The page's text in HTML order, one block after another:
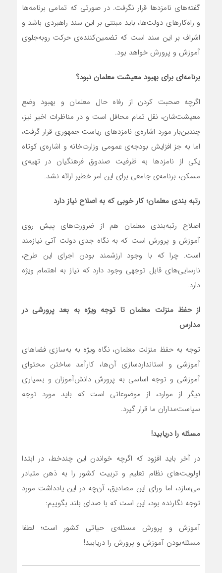
گفته‌های نامزدها قرار نگرفت. در صورتی که تمامی برنامه‌ها
و راه‌کارهای دولت‌ها، باید مبنتی بر این سند راهبردی باشد و
اشراف بر این سند است که تضمین‌کننده‌ی حرکت روبه‌جلوی
آموزش و پرورش خواهد بود.
برنامه‌ای برای بهبود معیشت معلمان نبود؟
اگرچه صحبت کردن از رفاه حال معلمان و بهبود وضع
معیشت‌شان، نقل تمام محافل است و در مناظرات اخیر نیز،
چندین‌بار مورد اشاره‌ی نامزدهای ریاست جمهوری قرار گرفت،
اما به جز افزایش بودجه‌ی عمومی وزارت‌خانه و اشاره‌ی کوتاه
یکی از نامزدها به ظرفیت صندوق فرهنگیان در تهیه‌ی
مسکن، برنامه‌ی جامعی برای این امر خطیر ارائه نشد.
رتبه ‌بندی معلمان؛ کار خوبی که به اصلاح نیاز دارد
اصلاح رتبه‌بندی معلمان هم از ضرورت‌های پیش روی
آموزش و پرورش است که به نگاه جدی دولت آتی نیازمند
است. چرا که با وجود ارزشمند بودن اجرای این طرح،
نارسایی‌‌های قابل توجهی وجود دارد که نیاز به اهتمام ویژه
دارد.
از حفظ منزلت معلمان تا توجه ویژه به بعد پرورشی در
مدارس
توجه به حفظ منزلت معلمان، نگاه ویژه به به‌سازی فضاهای
آموزشی و استانداردسازی آن‌ها، کارآمد ساختن محتوای
آموزشی و توجه اساسی به پرورش دانش‌آموزان و بسیاری
دیگر از موارد، از موضوعاتی است که باید مورد توجه
سیاست‌مداران ما قرار گیرد.
مسئله را دریابید!
در آخر باید افزود که اگرچه خواندن این چندخط، در ابتدا
اولویت‌های نظام تعلیم و تربیت کشور را به ذهن متبادر
می‌سازد، اما ورای این مصادیق، آن‌چه در این یادداشت مورد
توجه نگارنده بود، این است که با صدای بلند بگوییم:
آموزش و پرورش مسئله‌ی حیاتی کشور است؛ لطفا
مسئله‌بودن آموزش و پرورش را دریابید!